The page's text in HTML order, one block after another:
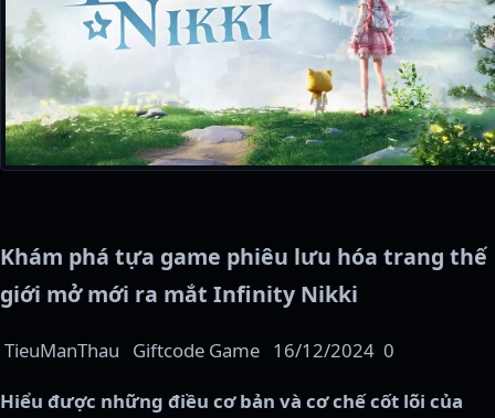
Khám phá tựa game phiêu lưu hóa trang thế
giới mở mới ra mắt Infinity Nikki
TieuManThau Giftcode Game 16/12/2024 0
Hiểu được những điều cơ bản và cơ chế cốt lõi của